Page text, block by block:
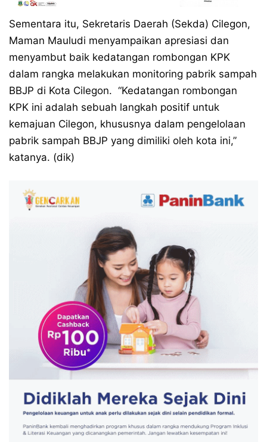
Sementara itu, Sekretaris Daerah (Sekda) Cilegon,
Maman Mauludi menyampaikan apresiasi dan
menyambut baik kedatangan rombongan KPK
dalam rangka melakukan monitoring pabrik sampah
BBJP di Kota Cilegon. “Kedatangan rombongan
KPK ini adalah sebuah langkah positif untuk
kemajuan Cilegon, khususnya dalam pengelolaan
pabrik sampah BBJP yang dimiliki oleh kota ini,”
katanya. (dik)